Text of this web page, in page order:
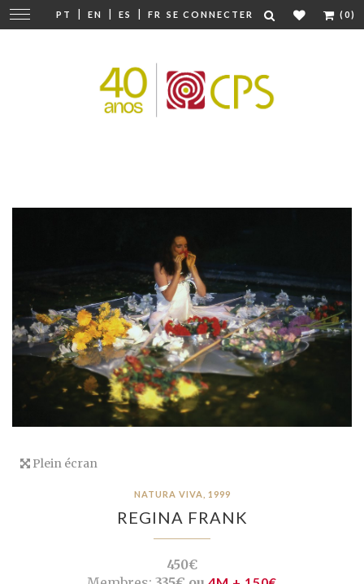
PT | EN | ES | FR SE CONNECTER (0)
Modifier
la
Plein écran
NATURA VIVA, 1999
REGINA FRANK
450€